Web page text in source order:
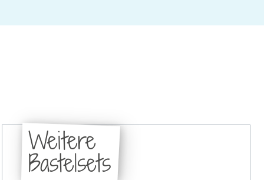
Weitere
Bastelsets